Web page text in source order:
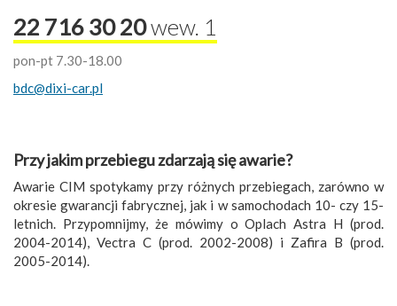
22 716 30 20wew. 1
pon-pt 7.30-18.00
bdc@dixi-car.pl
Przy jakim przebiegu zdarzają się awarie?
Awarie CIM spotykamy przy różnych przebiegach, zarówno w
okresie gwarancji fabrycznej, jak i w samochodach 10- czy 15-
letnich. Przypomnijmy, że mówimy o Oplach Astra H (prod.
2004-2014), Vectra C (prod. 2002-2008) i Zafira B (prod.
2005-2014).